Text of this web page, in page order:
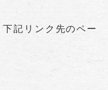
記リンク先のペー